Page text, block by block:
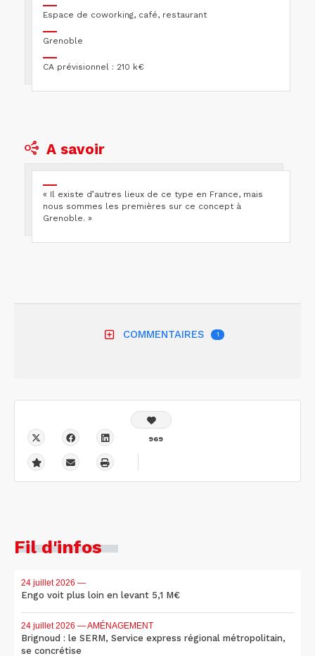
Espace de coworking, café, restaurant
Grenoble
CA prévisionnel : 210 k€
A savoir
« Il existe d’autres lieux de ce type en France, mais
nous sommes les premières sur ce concept à
Grenoble. »
COMMENTAIRES 1
969
Fil d'infos
24 juillet 2026 —
Engo voit plus loin en levant 5,1 M€
24 juillet 2026 — AMÉNAGEMENT
Brignoud : le SERM, Service express régional métropolitain,
se concrétise